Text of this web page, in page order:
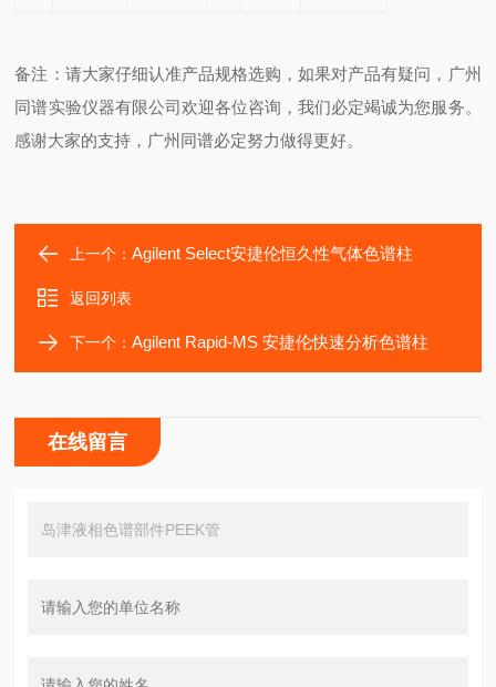
备注：请大家仔细认准产品规格选购，如果对产品有疑问，广州
同谱实验仪器有限公司欢迎各位咨询，我们必定竭诚为您服务。
感谢大家的支持，广州同谱必定努力做得更好。
上一个：Agilent Select安捷伦恒久性气体色谱柱
返回列表
下一个：Agilent Rapid-MS 安捷伦快速分析色谱柱
在线留言